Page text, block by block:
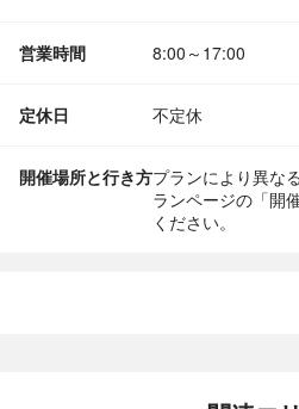
営業時間 8:00～17:00
定休日 不定休
開催場所と行き方プランにより異な
ランページの「開
ください。